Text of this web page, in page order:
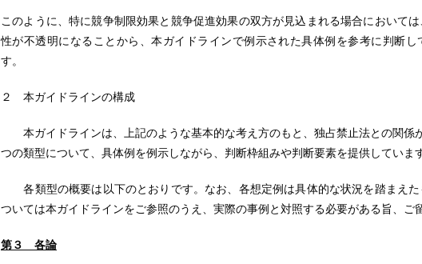
このように、特に競争制限効果と競争促進効果の双方が見込まれる場合において
性が不透明になることから、本ガイドラインで例示された具体例を参考に判断し
す。
２ 本ガイドラインの構成
本ガイドラインは、上記のような基本的な考え方のもと、独占禁止法との関係
つの類型について、具体例を例示しながら、判断枠組みや判断要素を提供しています
各類型の概要は以下のとおりです。なお、各想定例は具体的な状況を踏まえた
ついては本ガイドラインをご参照のうえ、実際の事例と対照する必要がある旨、ご
第３ 各論